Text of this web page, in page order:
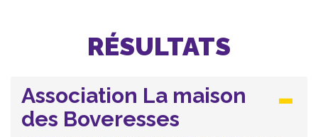
RÉSULTATS
Association La maison
des Boveresses